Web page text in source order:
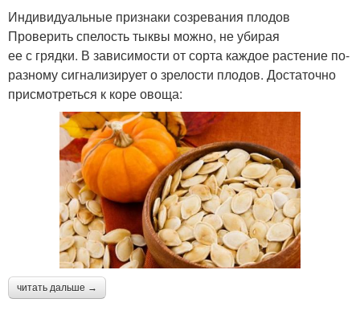
Индивидуальные признаки созревания плодов
Проверить спелость тыквы можно, не убирая
ее с грядки. В зависимости от сорта каждое растение по-
разному сигнализирует о зрелости плодов. Достаточно
присмотреться к коре овоща:
читать дальше →